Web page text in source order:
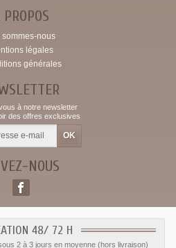
sommes-nous
légales
générales
à notre newsletter
des offres exclusives
NOUS
48/ 72 H
2 à 3 jours en moyenne (hors livraison)